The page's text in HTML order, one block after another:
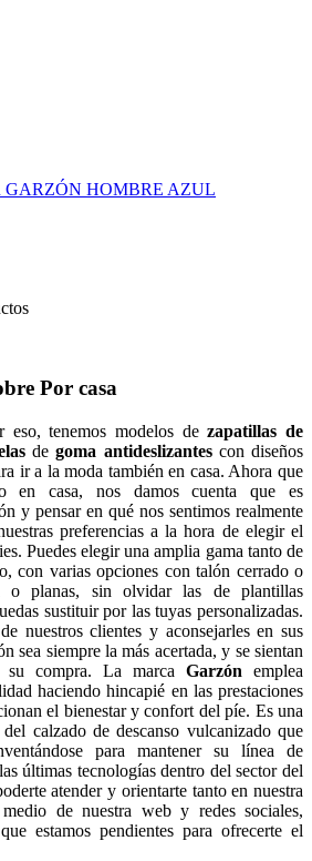
HOMBRE AZUL
Por casa
eso, tenemos modelos dezapatillas de
degoma antideslizantescon diseños
ir a la moda también en casa. Ahora que
en casa, nos damos cuenta que es
y pensar en qué nos sentimos realmente
preferencias a la hora de elegir el
Puedes elegir una amplia gama tanto de
con varias opciones con talón cerrado o
o planas, sin olvidar las de plantillas
sustituir por las tuyas personalizadas.
nuestros clientes y aconsejarles en sus
sea siempre la más acertada, y se sientan
su compra. La marca Garzón emplea
haciendo hincapié en las prestaciones
el bienestar y confort del píe. Es una
calzado de descanso vulcanizado que
para mantener su línea de
últimas tecnologías dentro del sector del
atender y orientarte tanto en nuestra
de nuestra web y redes sociales,
estamos pendientes para ofrecerte el